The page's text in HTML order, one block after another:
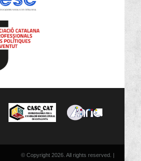
© Copyright 2026. All rights reserved. |